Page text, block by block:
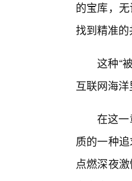
的宝库，
找到精准的
这种“
互联网海
在这
质的一种
点燃深夜